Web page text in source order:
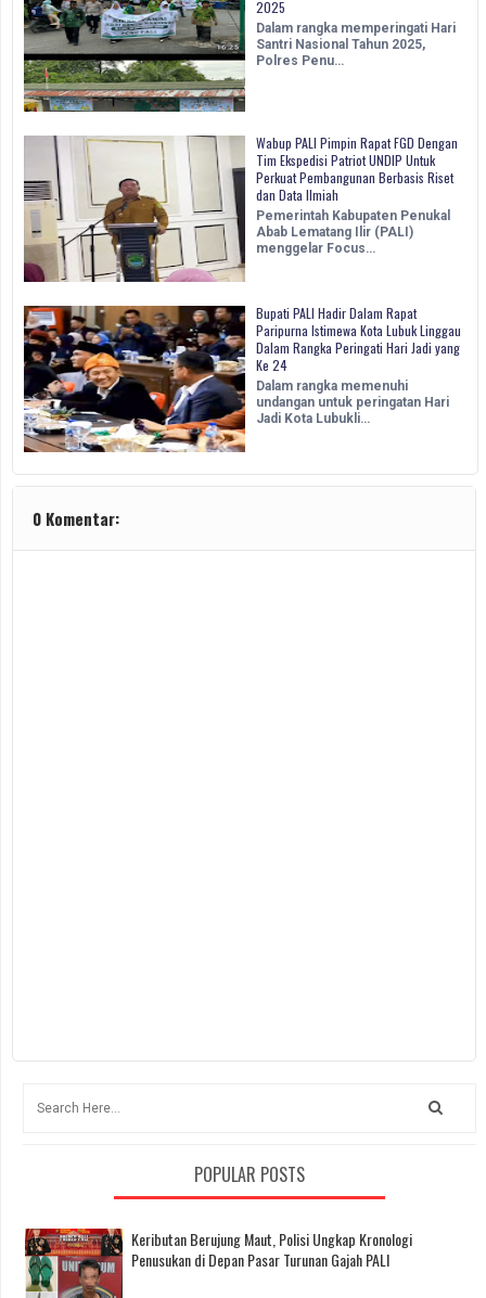
2025
Dalam rangka memperingati Hari
Santri Nasional Tahun 2025,
Polres Penu…
Wabup PALI Pimpin Rapat FGD Dengan
Tim Ekspedisi Patriot UNDIP Untuk
Perkuat Pembangunan Berbasis Riset
dan Data Ilmiah
Pemerintah Kabupaten Penukal
Abab Lematang Ilir (PALI)
menggelar Focus…
Bupati PALI Hadir Dalam Rapat
Paripurna Istimewa Kota Lubuk Linggau
Dalam Rangka Peringati Hari Jadi yang
Ke 24
Dalam rangka memenuhi
undangan untuk peringatan Hari
Jadi Kota Lubukli…
0 Komentar:
POPULAR POSTS
Keributan Berujung Maut, Polisi Ungkap Kronologi
Penusukan di Depan Pasar Turunan Gajah PALI